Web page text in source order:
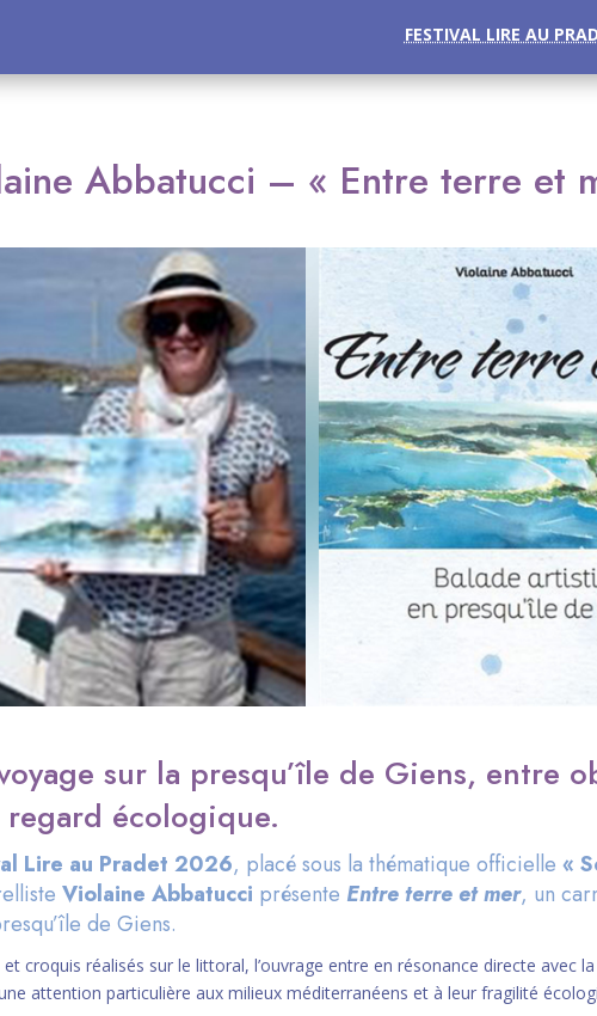
FESTIVAL LIRE AU
Abbatucci – « Entre terre et
sur la presqu’île de Giens, entre
écologique.
Lire au Pradet 2026, placé sous la thématique officielle «
Violaine Abbatucci présente Entre terre et mer, un
de Giens.
croquis réalisés sur le littoral, l’ouvrage entre en résonance directe avec
attention particulière aux milieux méditerranéens et à leur fragilité